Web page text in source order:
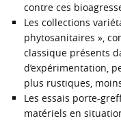
contre ces
Les collections
phytosanitaires »,
classique présents
d’expérimentation,
plus rustiques,
Les essais porte-
matériels en